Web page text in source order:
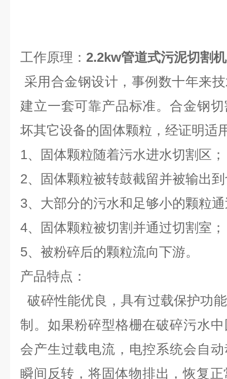
工作原理： 2.2kw管道式污泥切割机
采用合金钢设计，事例数十年来
建立一套可靠产品标准。合金钢
坏其它设备的固体颗粒，经证明适
1、固体颗粒随着污水进水切割区；
2、固体颗粒被转鼓截留并被输出
3、大部分的污水和足够小的颗粒
4、固体颗粒被切割并通过切割室；
5、被粉碎后的颗粒流向下游。
产品特点：
破碎性能优良，具有过载保护功
制。如果粉碎型格栅在破碎污水
会产生过载电流，电控系统会自
瞬间反转，将固体物排出，恢复